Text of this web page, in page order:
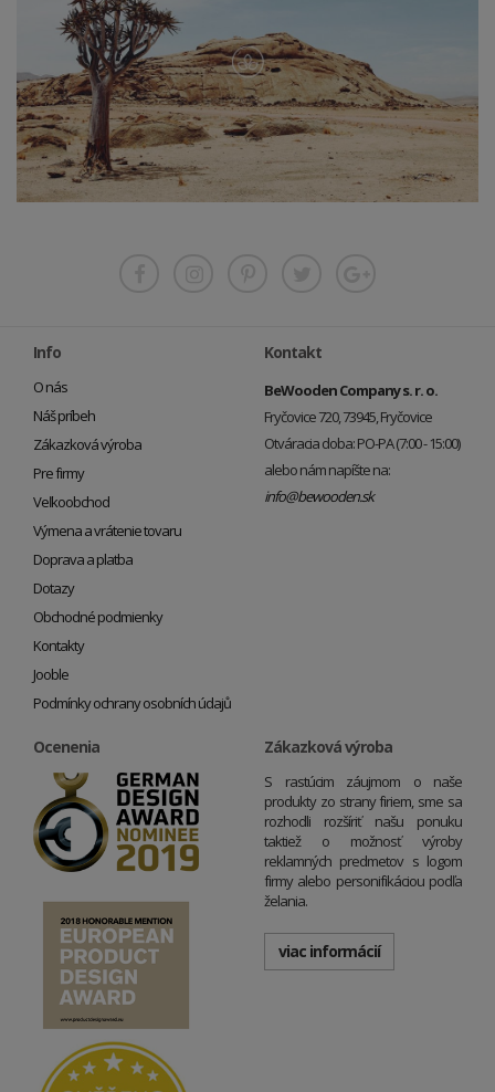
Info
O nás
Náš príbeh
Zákazková výroba
Pre firmy
Veľkoobchod
Výmena a vrátenie tovaru
Doprava a platba
Dotazy
Obchodné podmienky
Kontakty
Jooble
Podmínky ochrany osobních údajů
Kontakt
BeWooden Company s. r. o.
Fryčovice 720, 73945, Fryčovice
Otváracia doba: PO-PA (7:00 - 15:00)
alebo nám napíšte na:
info@bewooden.sk
Ocenenia Zákazková výroba
S rastúcim záujmom o naše
produkty zo strany firiem, sme sa
rozhodli rozšíriť našu ponuku
taktiež o možnosť výroby
reklamných predmetov s logom
firmy alebo personifikáciou podľa
želania.
viac informácií